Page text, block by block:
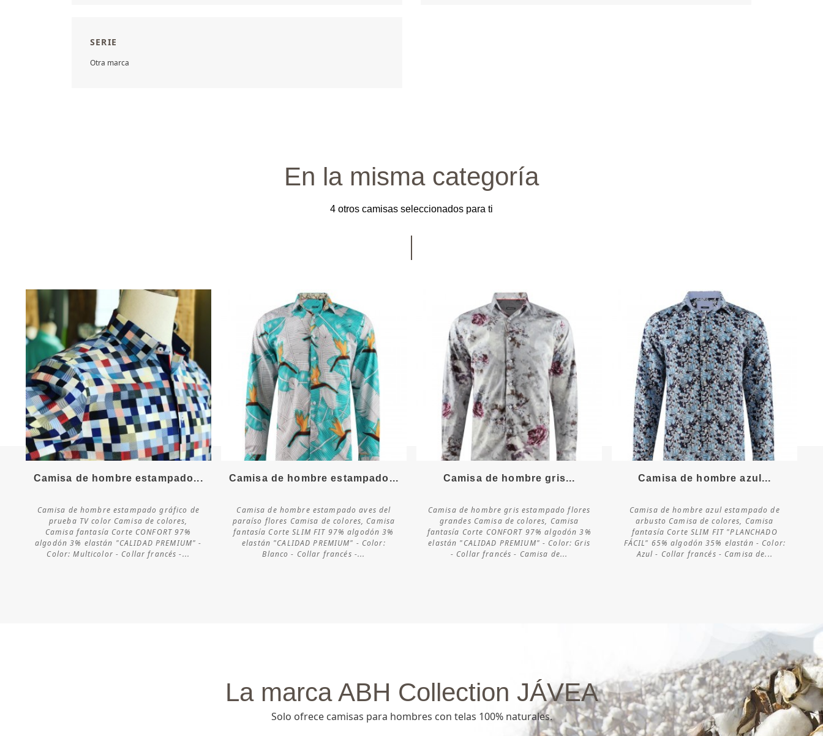
SERIE
Otra marca
En la misma categoría
4 otros camisas seleccionados para ti
Consultar
disponibilidad
Más detalles
Camisa de hombre estampado...
Camisa de hombre estampado gráfico de
prueba TV color Camisa de colores,
Camisa fantasía Corte CONFORT 97%
algodón 3% elastán "CALIDAD PREMIUM" -
Color: Multicolor - Collar francés -...
Consultar
disponibilidad
Más detalles
Camisa de hombre estampado...
Camisa de hombre estampado aves del
paraíso flores Camisa de colores, Camisa
fantasía Corte SLIM FIT 97% algodón 3%
elastán "CALIDAD PREMIUM" - Color:
Blanco - Collar francés -...
Consultar
disponibilidad
Más detalles
Camisa de hombre gris...
Camisa de hombre gris estampado flores
grandes Camisa de colores, Camisa
fantasía Corte CONFORT 97% algodón 3%
elastán "CALIDAD PREMIUM" - Color: Gris
- Collar francés - Camisa de...
Consultar
disponibilidad
Más detalles
Camisa de hombre azul...
Camisa de hombre azul estampado de
arbusto Camisa de colores, Camisa
fantasía Corte SLIM FIT "PLANCHADO
FÁCIL" 65% algodón 35% elastán - Color:
Azul - Collar francés - Camisa de...
La marca ABH Collection JÁVEA
Solo ofrece camisas para hombres con telas 100% naturales.